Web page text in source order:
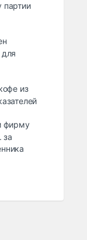
партии
из
фирму
за